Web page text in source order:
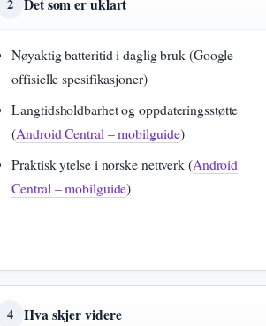
2 Det som er uklart
Nøyaktig batteritid i daglig bruk (Google –
offisielle spesifikasjoner)
Langtidsholdbarhet og oppdateringsstøtte
(Android Central – mobilguide)
Praktisk ytelse i norske nettverk (Android
Central – mobilguide)
4 Hva skjer videre